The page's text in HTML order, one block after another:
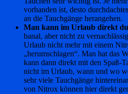
vorhanden ist, desto
an die Tauchgänge herangehen.
Man kann im Urlaub direkt
banal, aber nicht zu
Urlaub nicht mehr mit einem
„herumschlagen“. Man hat das
kann dann direkt mit den Spaß-
nicht im Urlaub, wann und wo
sehr viele Tauchgänge
von Nitrox können hier direkt